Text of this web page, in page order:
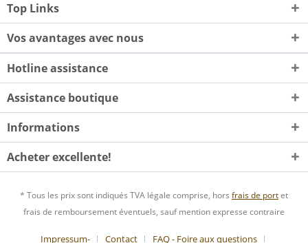
Top Links
Vos avantages avec nous
Hotline assistance
Assistance boutique
Informations
Acheter excellente!
* Tous les prix sont indiqués TVA légale comprise, hors frais de portet
frais de remboursement éventuels, sauf mention expresse contraire
Impressum- Contact FAQ - Foire aux questions